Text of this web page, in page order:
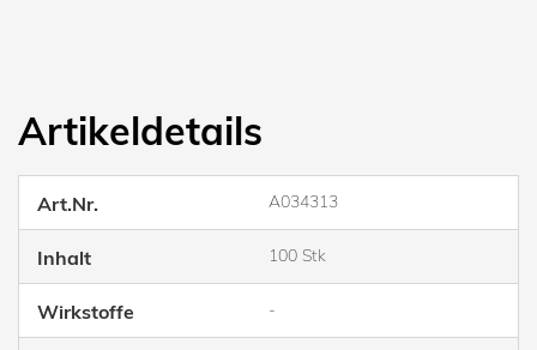
Artikeldetails
Art.Nr. A034313
Inhalt 100 Stk
Wirkstoffe -